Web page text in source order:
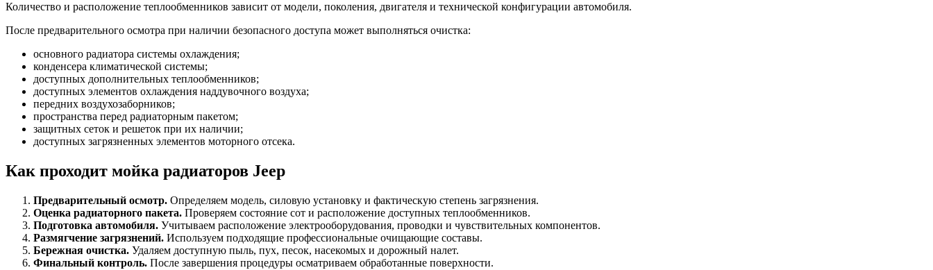
Количество и расположение теплообменников зависит от модели, поколения, двигателя и технической конфигурации автомобиля.
После предварительного осмотра при наличии безопасного доступа может выполняться очистка:
основного радиатора системы охлаждения;
конденсера климатической системы;
доступных дополнительных теплообменников;
доступных элементов охлаждения наддувочного воздуха;
передних воздухозаборников;
пространства перед радиаторным пакетом;
защитных сеток и решеток при их наличии;
доступных загрязненных элементов моторного отсека.
Как проходит мойка радиаторов Jeep
Предварительный осмотр. Определяем модель, силовую установку и фактическую степень загрязнения.
Оценка радиаторного пакета. Проверяем состояние сот и расположение доступных теплообменников.
Подготовка автомобиля. Учитываем расположение электрооборудования, проводки и чувствительных компонентов.
Размягчение загрязнений. Используем подходящие профессиональные очищающие составы.
Бережная очистка. Удаляем доступную пыль, пух, песок, насекомых и дорожный налет.
Финальный контроль. После завершения процедуры осматриваем обработанные поверхности.